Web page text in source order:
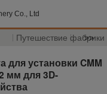
Co., Ltd
Путешествие фабрики
>>
установки CMM
мм для 3D-